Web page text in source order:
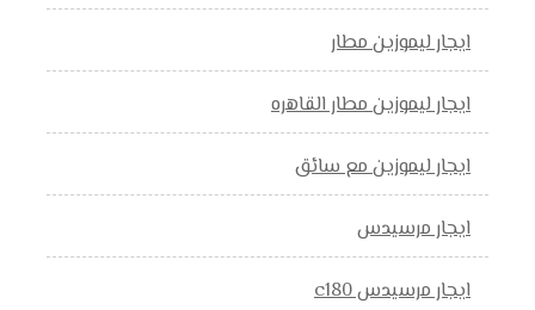
ايجار ليموزين مطار
ايجار ليموزين مطار القاهره
ايجار ليموزين مع سائق
ايجار مرسيدس
ايجار مرسيدس c180